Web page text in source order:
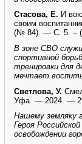
Стасова, Е. И
своим
(№ 84). — С. 5. –
В зоне СВО
спортивной
тренировки для
мечтает
Светлова, У.
Уфа. — 2024. —
Нашему земляку
Героя
освобождении